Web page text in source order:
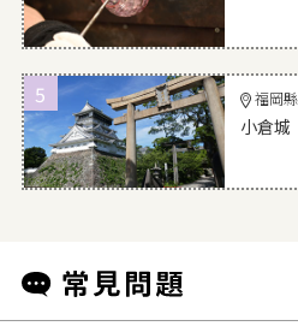
5 福岡
小倉城